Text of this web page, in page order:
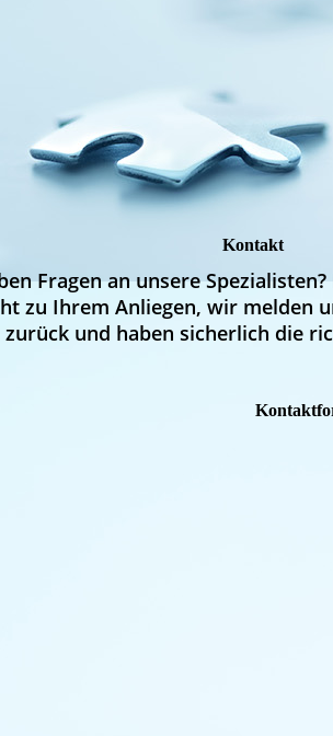
Kontakt
Fragen an unsere
zu Ihrem Anliegen, wir melden
zurück und haben sicherlich die